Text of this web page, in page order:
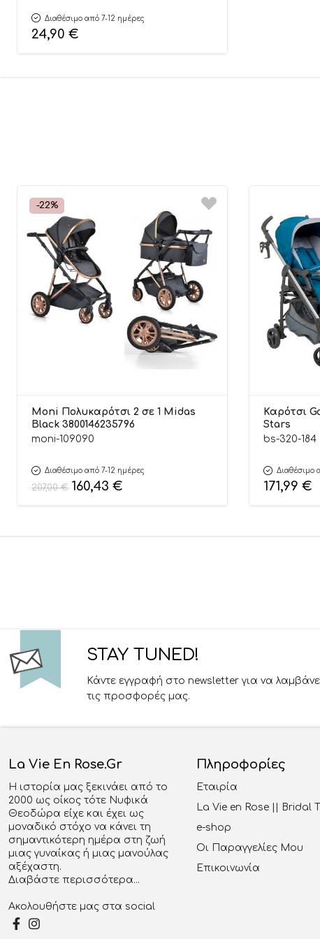
Διαθέσιμο από 7-12 ημέρες
24,90 €
-22%
Moni Πολυκαρότσι 2 σε 1 Midas
Black 3800146235796
moni-109090
Διαθέσιμο από 7-12 ημέρες
207,00€ 160,43 €
Καρότσι
Stars
bs-320-184
Διαθέσιμο
171,99 €
STAY TUNED!
Κάντε εγγραφή στο newsletter για να
τις προσφορές μας.
La Vie En Rose.gr
Η ιστορία μας ξεκινάει από το
2000 ως οίκος τότε Νυφικά
Θεοδώρα είχε και έχει ως
μοναδικό στόχο να κάνει τη
σημαντικότερη ημέρα στη ζωή
μιας γυναίκας ή μιας μανούλας
αξέχαστη.
Διαβάστε περισσότερα...
Ακολουθήστε μας στα social
Πληροφορίες
Εταιρία
La Vie en Rose || Bridal
e-shop
Οι Παραγγελίες Μου
Επικοινωνία